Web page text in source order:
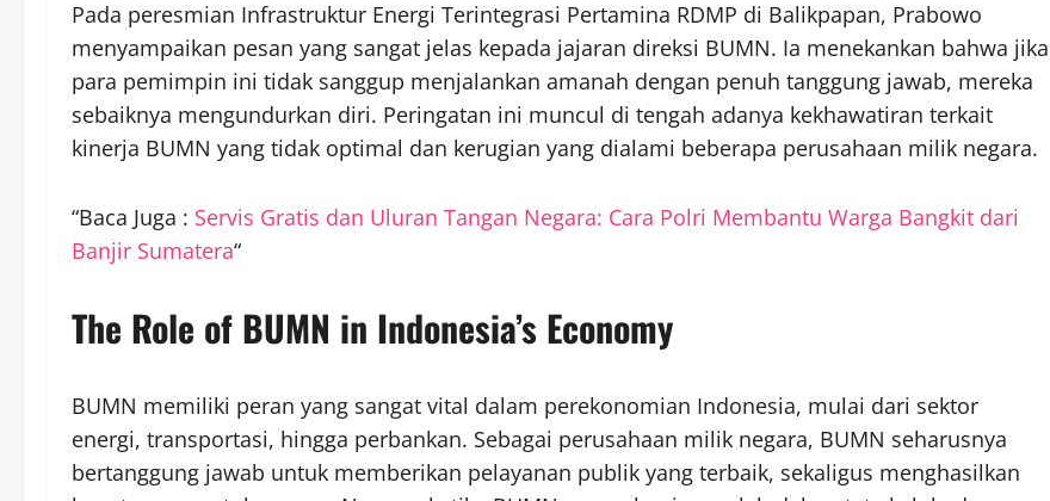
Pada peresmian Infrastruktur Energi Terintegrasi Pertamina RDMP di Balikpapan, Prabowo
menyampaikan pesan yang sangat jelas kepada jajaran direksi BUMN. Ia menekankan bahwa jika
para pemimpin ini tidak sanggup menjalankan amanah dengan penuh tanggung jawab, mereka
sebaiknya mengundurkan diri. Peringatan ini muncul di tengah adanya kekhawatiran terkait
kinerja BUMN yang tidak optimal dan kerugian yang dialami beberapa perusahaan milik negara.
“Baca Juga : Servis Gratis dan Uluran Tangan Negara: Cara Polri Membantu Warga Bangkit dari
Banjir Sumatera“
The Role of BUMN in Indonesia’s Economy
BUMN memiliki peran yang sangat vital dalam perekonomian Indonesia, mulai dari sektor
energi, transportasi, hingga perbankan. Sebagai perusahaan milik negara, BUMN seharusnya
bertanggung jawab untuk memberikan pelayanan publik yang terbaik, sekaligus menghasilkan